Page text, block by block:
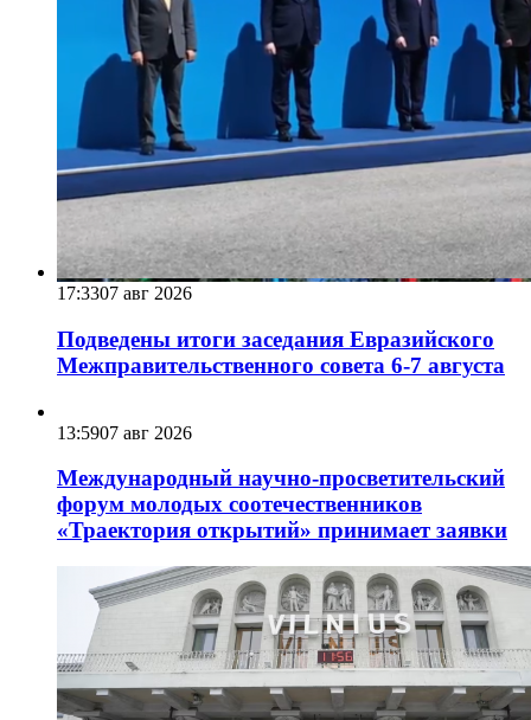
17:3307 авг 2026
Подведены итоги заседания Евразийского
Межправительственного совета 6-7 августа
13:5907 авг 2026
Международный научно-просветительский
форум молодых соотечественников
«Траектория открытий» принимает заявки